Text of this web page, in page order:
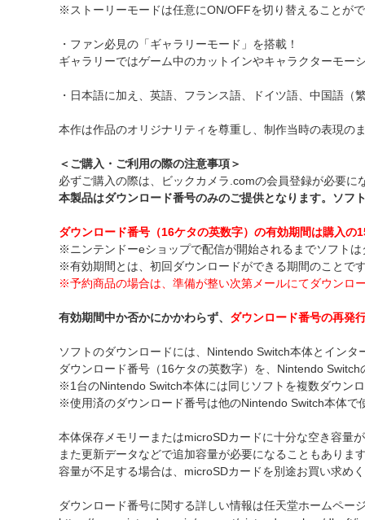
※ストーリーモードは任意にON/OFFを切り替えることが
・ファン必見の「ギャラリーモード」を搭載！
ギャラリーではゲーム中のカットインやキャラクターモー
・日本語に加え、英語、フランス語、ドイツ語、中国語（
本作は作品のオリジナリティを尊重し、制作当時の表現の
＜ご購入・ご利用の際の注意事項＞
必ずご購入の際は、ビックカメラ.comの会員登録が必要に
本製品はダウンロード番号のみのご提供となります。ソフ
ダウンロード番号（16ケタの英数字）の有効期間は購入
※ニンテンドーeショップで配信が開始されるまでソフト
※有効期間とは、初回ダウンロードができる期間のことで
※予約商品の場合は、準備が整い次第メールにてダウンロ
有効期間中か否かにかかわらず、 ダウンロード番号の再発
ソフトのダウンロードには、Nintendo Switch本体とインタ
ダウンロード番号（16ケタの英数字）を、Nintendo
※1台のNintendo Switch本体には同じソフトを複数ダウン
※使用済のダウンロード番号は他のNintendo Switch本体で
本体保存メモリーまたはmicroSDカードに十分な空き容量
また更新データなどで追加容量が必要になることもありま
容量が不足する場合は、microSDカードを別途お買い求め
ダウンロード番号に関する詳しい情報は任天堂ホームペー